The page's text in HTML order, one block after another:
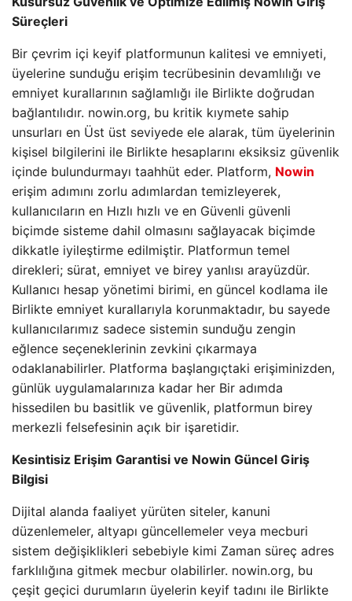
Süreçleri
Bir çevrim içi keyif platformunun kalitesi ve emniyeti,
üyelerine sunduğu erişim tecrübesinin devamlılığı ve
emniyet kurallarının sağlamlığı ile Birlikte doğrudan
bağlantılıdır. nowin.org, bu kritik kıymete sahip
unsurları en Üst üst seviyede ele alarak, tüm üyelerinin
kişisel bilgilerini ile Birlikte hesaplarını eksiksiz güvenlik
içinde bulundurmayı taahhüt eder. Platform, Nowin
erişim adımını zorlu adımlardan temizleyerek,
kullanıcıların en Hızlı hızlı ve en Güvenli güvenli
biçimde sisteme dahil olmasını sağlayacak biçimde
dikkatle iyileştirme edilmiştir. Platformun temel
direkleri; sürat, emniyet ve birey yanlısı arayüzdür.
Kullanıcı hesap yönetimi birimi, en güncel kodlama ile
Birlikte emniyet kurallarıyla korunmaktadır, bu sayede
kullanıcılarımız sadece sistemin sunduğu zengin
eğlence seçeneklerinin zevkini çıkarmaya
odaklanabilirler. Platforma başlangıçtaki erişiminizden,
günlük uygulamalarınıza kadar her Bir adımda
hissedilen bu basitlik ve güvenlik, platformun birey
merkezli felsefesinin açık bir işaretidir.
Kesintisiz Erişim Garantisi ve Nowin Güncel Giriş
Bilgisi
Dijital alanda faaliyet yürüten siteler, kanuni
düzenlemeler, altyapı güncellemeler veya mecburi
sistem değişiklikleri sebebiyle kimi Zaman süreç adres
farklılığına gitmek mecbur olabilirler. nowin.org, bu
çeşit geçici durumların üyelerin keyif tadını ile Birlikte